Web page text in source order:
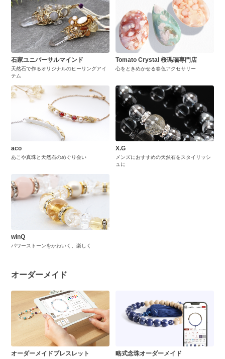
石家ユニバーサルマインド
天然石で作るオリジナルのヒーリングアイ
テム
Tomato Crystal 桜瑪瑙専門店
心をときめかせる春色アクセサリー
aco
あこや真珠と天然石のめぐり会い
X.G
メンズにおすすめの天然石をスタイリッシ
ュに
winQ
パワーストーンをかわいく、楽しく
オーダーメイド
オーダーメイドブレスレット 略式念珠オーダーメイド